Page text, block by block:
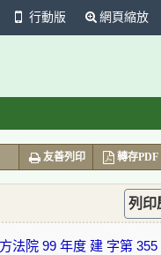
行動版 網頁縮放
友善列印 轉存PDF
列印
法院 99 年度 建 字第 355